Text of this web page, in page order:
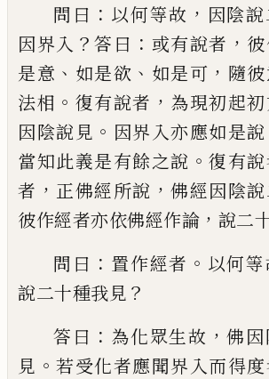
問曰 ： 以何等故 ， 因陰
因界入 ？答曰 ： 或有說者 ，
是意 、 如是欲 、 如是可 ， 隨
法相 。 復有說者 ， 為現初起
因陰說見 。 因界入亦應如是說
當知此義是有餘之說 。復有說
者 ， 正佛經所說 ，佛經因陰
彼作經者亦依佛經作論 ， 說二
問曰 ： 置作經者 。 以何等
說二十種我見 ？
答曰 ： 為化眾生故 ，佛
見 。若受化者應聞界入而得